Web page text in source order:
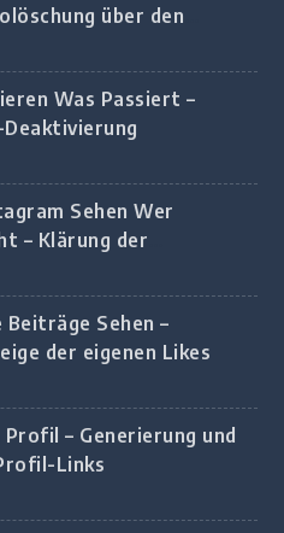
über den
Was Passiert –
Sehen Wer
– Klärung der
Sehen –
der eigenen Likes
– Generierung und
Links